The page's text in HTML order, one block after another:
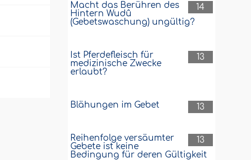
14
Macht das Berühren des
Hintern Wudû
(Gebetswaschung) ungültig?
13
Ist Pferdefleisch für
medizinische Zwecke
erlaubt?
13
Blähungen im Gebet
13
Reihenfolge versäumter
Gebete ist keine
Bedingung für deren Gültigkeit